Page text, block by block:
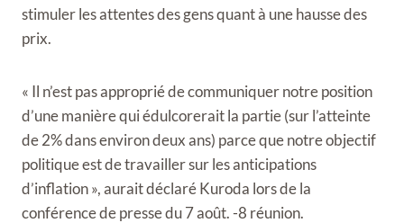
stimuler les attentes des gens quant à une hausse des
prix.
« Il n’est pas approprié de communiquer notre position
d’une manière qui édulcorerait la partie (sur l’atteinte
de 2% dans environ deux ans) parce que notre objectif
politique est de travailler sur les anticipations
d’inflation », aurait déclaré Kuroda lors de la
conférence de presse du 7 août. -8 réunion.